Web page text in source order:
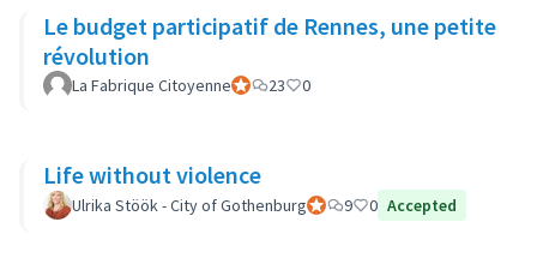
Le budget participatif de Rennes, une petite
révolution
La Fabrique CitoyenneOfficial participant
23 0
Life without violence
Ulrika Stöök - City of GothenburgOfficial participant
9 0 Accepted